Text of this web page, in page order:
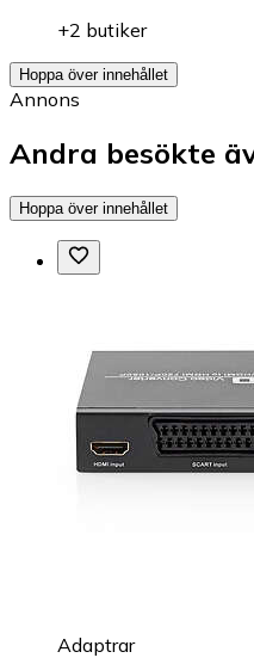
+2 butiker
Hoppa över innehållet
Annons
Andra besökte
Hoppa över innehållet
Adaptrar